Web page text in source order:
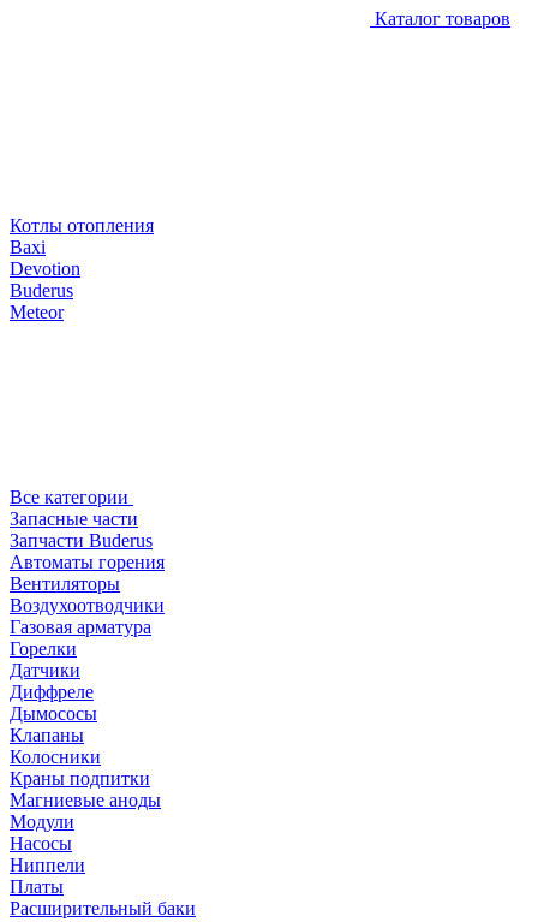
Каталог товаров
Котлы отопления
Baxi
Devotion
Buderus
Meteor
Все категории
Запасные части
Запчасти Buderus
Автоматы горения
Вентиляторы
Воздухоотводчики
Газовая арматура
Горелки
Датчики
Диффреле
Дымососы
Клапаны
Колосники
Краны подпитки
Магниевые аноды
Модули
Насосы
Ниппели
Платы
Расширительный баки